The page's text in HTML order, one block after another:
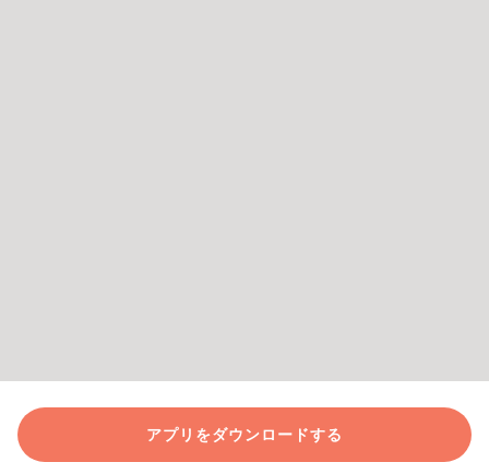
アプリをダウンロードする